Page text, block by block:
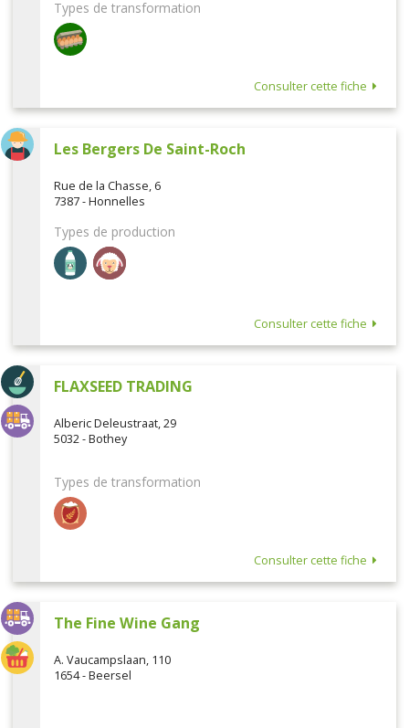
Types de transformation
Consulter cette fiche
Les Bergers De Saint-Roch
Rue de la Chasse, 6
7387 - Honnelles
Types de production
Consulter cette fiche
FLAXSEED TRADING
Alberic Deleustraat, 29
5032 - Bothey
Types de transformation
Consulter cette fiche
The Fine Wine Gang
A. Vaucampslaan, 110
1654 - Beersel